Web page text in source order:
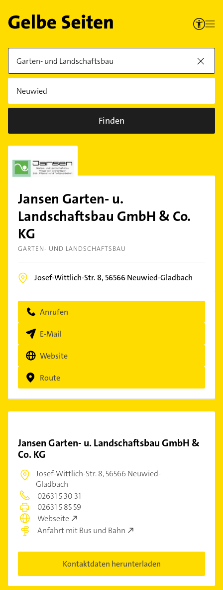
Finden
Jansen Garten- u.
Landschaftsbau GmbH & Co.
KG
GARTEN- UND LANDSCHAFTSBAU
Josef-Wittlich-Str. 8, 56566Neuwied-Gladbach
Anrufen
E-Mail
Website
Route
Jansen Garten- u. Landschaftsbau GmbH &
Co. KG
Josef-Wittlich-Str. 8,56566 Neuwied-
Gladbach
02631 5 30 31
02631 5 85 59
Webseite
Anfahrt mit Bus und Bahn
Kontaktdaten herunterladen